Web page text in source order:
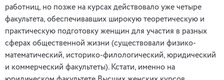
работниц, но позже на курсах действовало уже четыре
факультета, обеспечивавших широкую теоретическую и
практическую подготовку женщин для участия в разных
сферах общественной жизни (существовали физико-
математический, историко-филологический, юридический
и коммерческий факультеты). Кстати, именно на